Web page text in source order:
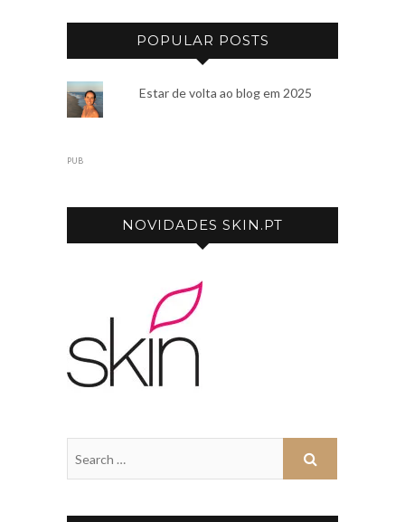
POPULAR POSTS
Estar de volta ao blog em 2025
PUB
NOVIDADES SKIN.PT